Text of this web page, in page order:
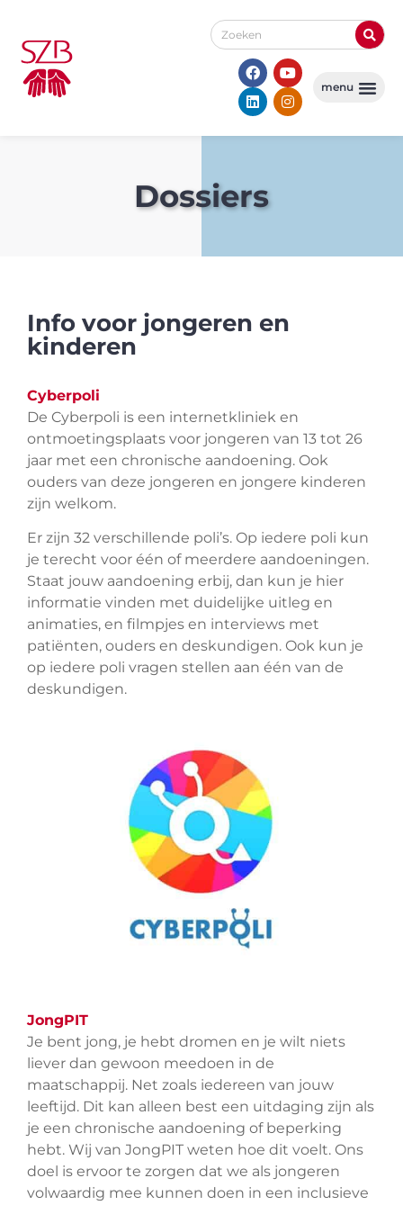
Dossiers
Info voor jongeren en
kinderen
Cyberpoli
De Cyberpoli is een internetkliniek en
ontmoetingsplaats voor jongeren van 13 tot 26
jaar met een chronische aandoening. Ook
ouders van deze jongeren en jongere kinderen
zijn welkom.
Er zijn 32 verschillende poli’s. Op iedere poli kun
je terecht voor één of meerdere aandoeningen.
Staat jouw aandoening erbij, dan kun je hier
informatie vinden met duidelijke uitleg en
animaties, en filmpjes en interviews met
patiënten, ouders en deskundigen. Ook kun je
op iedere poli vragen stellen aan één van de
deskundigen.
JongPIT
Je bent jong, je hebt dromen en je wilt niets
liever dan gewoon meedoen in de
maatschappij. Net zoals iedereen van jouw
leeftijd. Dit kan alleen best een uitdaging zijn als
je een chronische aandoening of beperking
hebt. Wij van JongPIT weten hoe dit voelt. Ons
doel is ervoor te zorgen dat we als jongeren
volwaardig mee kunnen doen in een inclusieve